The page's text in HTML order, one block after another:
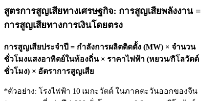
สูตรการสูญเสียทางเศรษฐกิจ: การสูญเสียพลังงาน =
การสูญเสียทางการเงินโดยตรง
การสูญเสียประจำปี = กำลังการผลิตติดตั้ง (MW) × จำนวน
ชั่วโมงแสงอาทิตย์ในท้องถิ่น × ราคาไฟฟ้า (หยวน/กิโลวัตต์
ชั่วโมง) × อัตราการสูญเสีย
*ตัวอย่าง: โรงไฟฟ้า 10 เมกะวัตต์ ในภาคตะวันออกของจีน